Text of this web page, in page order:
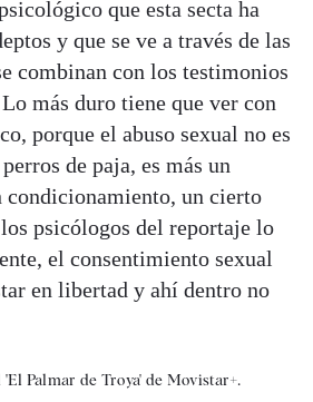
que esta secta ha
y que se ve a través de las
combinan con los testimonios
más duro tiene que ver con
porque el abuso sexual no es
de paja, es más un
un cierto
psicólogos del reportaje lo
el consentimiento sexual
en libertad y ahí dentro no
Palmar de Troya' de Movistar+.